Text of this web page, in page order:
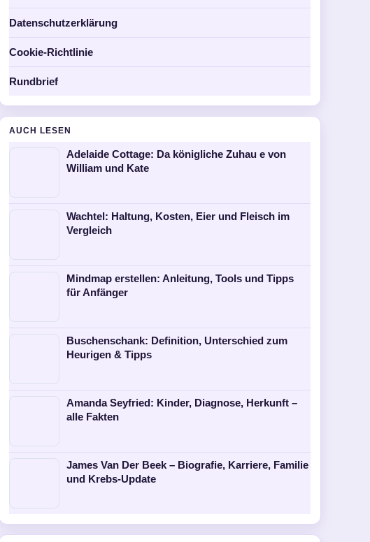
Datenschutzerklärung
Cookie-Richtlinie
Rundbrief
AUCH LESEN
Adelaide Cottage: Da königliche Zuhau e von
William und Kate
Wachtel: Haltung, Kosten, Eier und Fleisch im
Vergleich
Mindmap erstellen: Anleitung, Tools und Tipps
für Anfänger
Buschenschank: Definition, Unterschied zum
Heurigen & Tipps
Amanda Seyfried: Kinder, Diagnose, Herkunft –
alle Fakten
James Van Der Beek – Biografie, Karriere, Familie
und Krebs-Update